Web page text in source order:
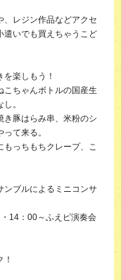
、レジン作品などアクセ
遣いでも買えちゃうこど
楽しもう！
こちゃんボトルの国産生
。
き豚はらみ串、米粉のシ
て来る。
っちもちクレープ、こ
ンブルによるミニコンサ
14：00～ふえピ演奏会